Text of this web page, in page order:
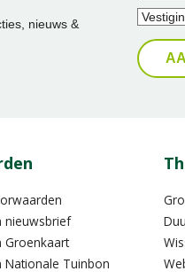
nieuws &
nieuwsbrief
Groenkaart
Nationale Tuinbon